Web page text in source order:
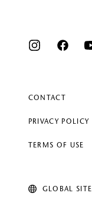
CONTACT
PRIVACY POLICY
TERMS OF USE
GLOBAL SITE